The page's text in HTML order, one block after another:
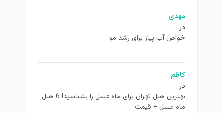
مهدی
در
خواص آب پیاز برای رشد مو
کاظم
در
بهترین هتل تهران برای ماه عسل را بشناسید! 6 هتل
ماه عسل + قیمت